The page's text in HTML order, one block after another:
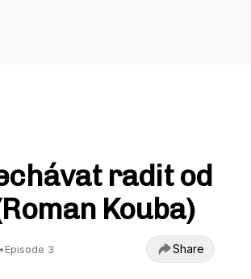
radit od
Kouba)
•Episode 3 Share